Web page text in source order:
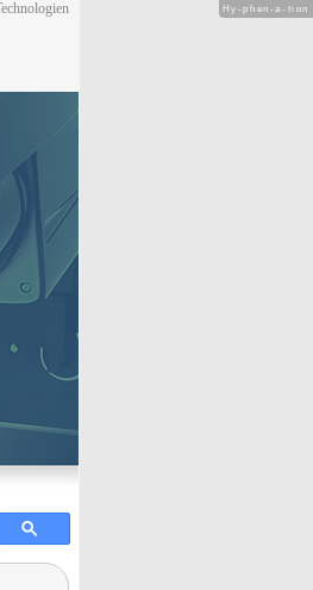
Hy-phen-a-tion